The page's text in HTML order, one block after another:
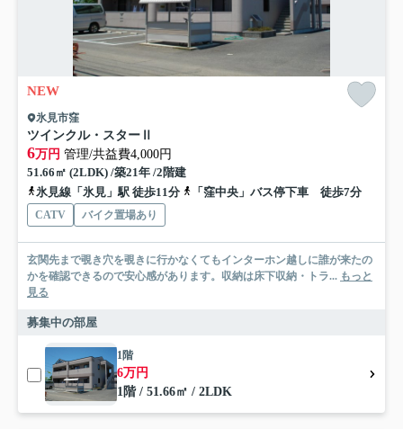
NEW
氷見市窪
ツインクル・スターⅡ
6万円 管理/共益費4,000円
51.66㎡ (2LDK) /築21年 /2階建
氷見線「氷見」駅 徒歩11分
「窪中央」バス停下車 徒歩7分
CATV バイク置場あり
玄関先まで覗き穴を覗きに行かなくてもインターホン越しに誰が来たの
かを確認できるので安心感があります。収納は床下収納・トラ... もっと
見る
募集中の部屋
1階
6万円
1階 / 51.66㎡ / 2LDK